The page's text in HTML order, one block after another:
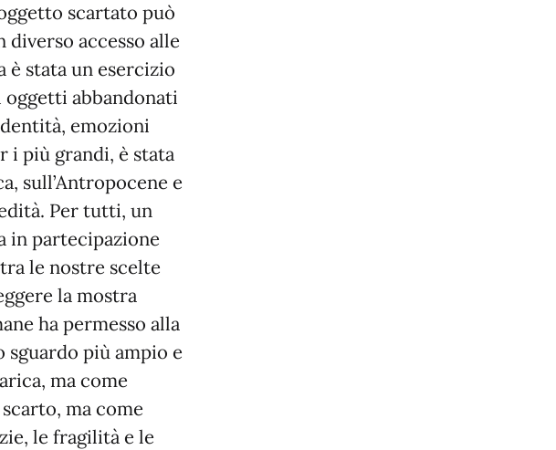
scartato può
diverso accesso alle
è stata un esercizio
abbandonati
emozioni
i più grandi, è stata
sull’Antropocene e
Per tutti, un
in partecipazione
le nostre scelte
la mostra
ha permesso alla
più ampio e
ma come
ma come
le fragilità e le